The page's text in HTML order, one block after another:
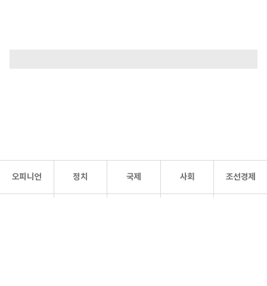
오피니언 정치 국제 사회 조선경제